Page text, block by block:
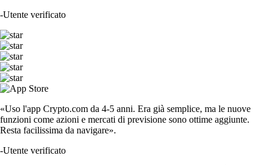
-Utente verificato
«Uso l'app Crypto.com da 4-5 anni. Era già semplice, ma le nuove
funzioni come azioni e mercati di previsione sono ottime aggiunte.
Resta facilissima da navigare».
-Utente verificato